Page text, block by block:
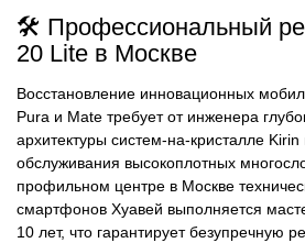
🛠️ Профессиональный
20 Lite в Москве
Восстановление инновационных
Pura и Mate требует от инженера
архитектуры систем-на-кристалле
обслуживания высокоплотных
профильном центре в Москве
смартфонов Хуавей выполняется
10 лет, что гарантирует безупречную